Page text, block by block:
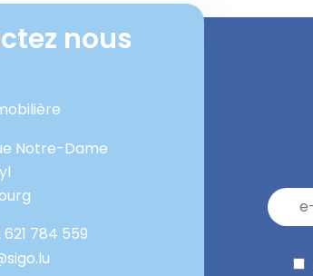
nous
Notre-Dame
621 784 559